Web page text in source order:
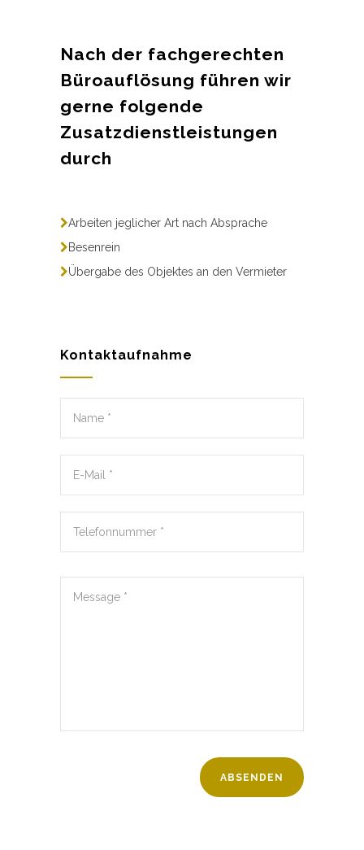
Nach der fachgerechten
Büroauflösung führen wir
gerne folgende
Zusatzdienstleistungen
durch
Arbeiten jeglicher Art nach Absprache
Besenrein
Übergabe des Objektes an den Vermieter
Kontaktaufnahme